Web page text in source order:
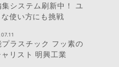
システム刷新中！ ユ
使い方にも挑戦
ラスチック フッ素の
ャリスト 明興工業